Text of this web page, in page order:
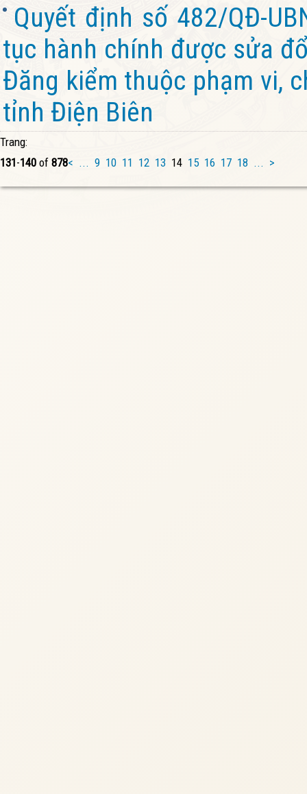
Quyết định số 482/QĐ-
tục hành chính được sửa
Đăng kiểm thuộc phạm vi,
tỉnh Điện Biên
Trang:
131-140 of 878< ... 9 10 11 12 13 14 15 16 17 18 ... >